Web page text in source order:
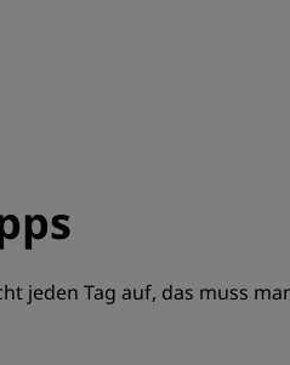
jeden Tag auf, das muss